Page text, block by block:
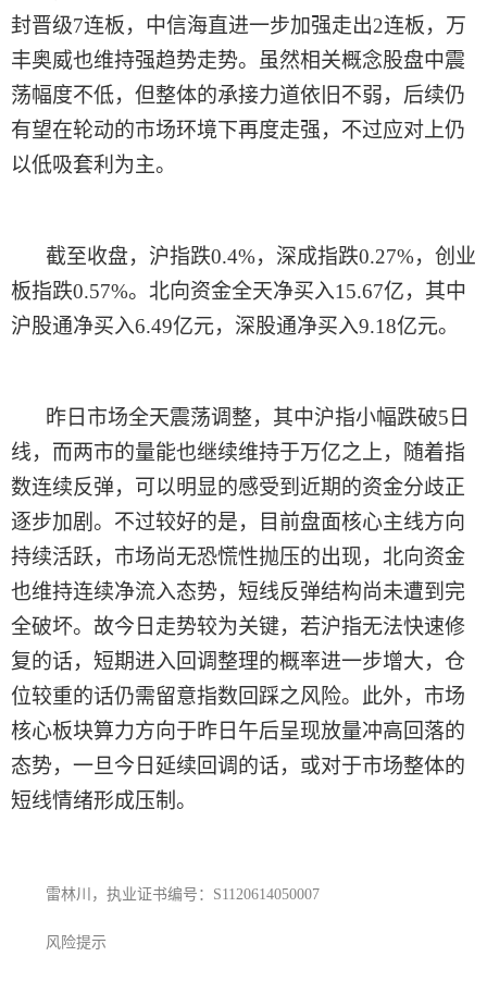
封晋级7连板，中信海直进一步加强走出2连板，万
丰奥威也维持强趋势走势。虽然相关概念股盘中震
荡幅度不低，但整体的承接力道依旧不弱，后续仍
有望在轮动的市场环境下再度走强，不过应对上仍
以低吸套利为主。
截至收盘，沪指跌0.4%，深成指跌0.27%，创业
板指跌0.57%。北向资金全天净买入15.67亿，其中
沪股通净买入6.49亿元，深股通净买入9.18亿元。
昨日 市场全天震荡调整，其中沪指小幅跌破5日
线，而两市的量能也继续维持于万亿之上，随着指
数连续反弹，可以明显的感受到近期的资金分歧正
逐步加剧。不过较好的是，目前盘面核心主线方向
持续活跃，市场尚无恐慌性抛压的出现，北向资金
也维持连续净流入态势，短线反弹结构尚未遭到完
全破坏。故今日 走势较为关键，若沪指无法快速修
复的话，短期进入回调整理的概率进一步增大，仓
位较重的话仍需留意指数回踩之风险。此外，市场
核心板块算力方向于昨日 午后呈现放量冲高回落的
态势，一旦今日 延续回调的话，或对于市场整体的
短线情绪形成压制。
雷林川，执业证书编号： S1120614050007
风险提示